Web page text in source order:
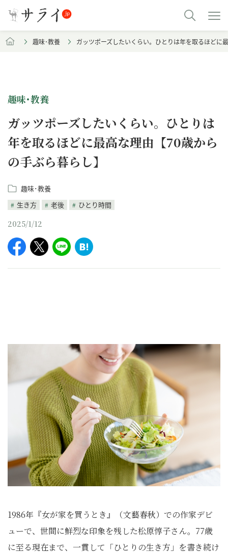
趣味･教養 ガッツポーズしたいくらい。ひとりは年を取るほどに
趣味･教養
ガッツポーズしたいくらい。ひとりは
年を取るほどに最高な理由【70歳から
の手ぶら暮らし】
趣味･教養
生き方
老後 ひとり時間
2025/1/12
1986年『女が家を買うとき』（文藝春秋）での作家デビ
ューで、世間に鮮烈な印象を残した松原惇子さん。77歳
に至る現在まで、一貫して「ひとりの生き方」を書き続け